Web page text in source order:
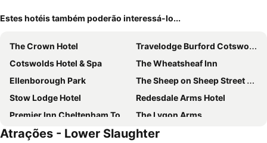
Estes hotéis também poderão interessá-lo...
The Crown Hotel
Travelodge Burford Cotswolds
Cotswolds Hotel & Spa
The Wheatsheaf Inn
Ellenborough Park
The Sheep on Sheep Street Hotel
Stow Lodge Hotel
Redesdale Arms Hotel
Premier Inn Cheltenham Town Centre
The Lygon Arms
The New Inn
Victoria House
Atrações - Lower Slaughter